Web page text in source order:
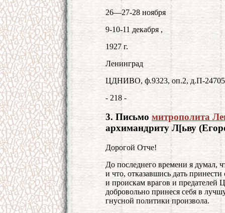
26—27-28 ноября
9-10-11 декабря ,
1927 г.
Ленинград
ЦДНИВО, ф.9323, оп.2, д.П-24705,
- 218 -
3. Письмо митрополита
архимандриту Л[ьву
Дорогой Отче!
До последнего времени я думал,
и что, отказавшись дать
и проискам врагов и предателей
добровольно принеся себя в
гнусной политики произвола.